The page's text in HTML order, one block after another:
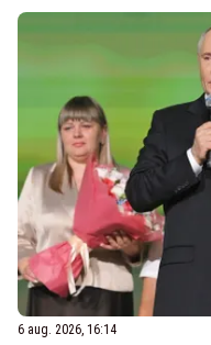
6 aug. 2026, 16:14